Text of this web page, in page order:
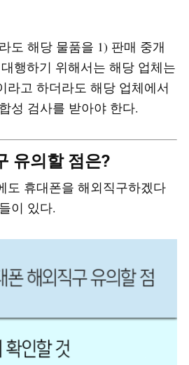
도 해당 물품을 1) 판매 중개
행하기 위해서는 해당 업체는
라고 하더라도 해당 업체에서
성 검사를 받아야 한다.
유의할 점은?
도 휴대폰을 해외직구하겠다
이 있다.